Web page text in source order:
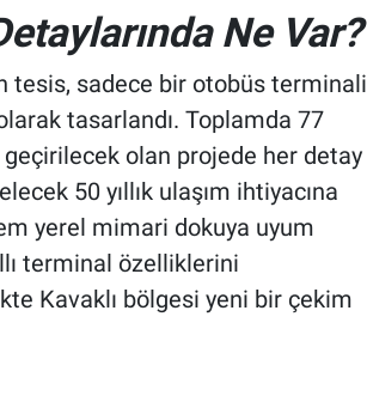
Ne Var?
tesis, sadece bir otobüs terminali
tasarlandı. Toplamda 77
olan projede her detay
50 yıllık ulaşım ihtiyacına
yerel mimari dokuya uyum
terminal özelliklerini
Kavaklı bölgesi yeni bir çekim